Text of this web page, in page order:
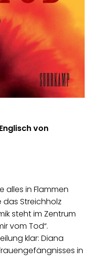
von
alles in Flammen
Streichholz
steht im Zentrum
vom Tod“.
klar: Diana
in